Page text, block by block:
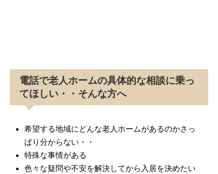
電話で老人ホームの具体的な相談に乗っ
てほしい・・そんな方へ
希望する地域にどんな老人ホームがあるのかさっ
ぱり分からない・・
特殊な事情がある
色々な疑問や不安を解決してから入居を決めたい